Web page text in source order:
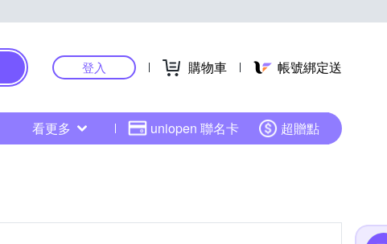
登入 購物車 帳號綁定送
看更多 uniopen 聯名卡 超贈點